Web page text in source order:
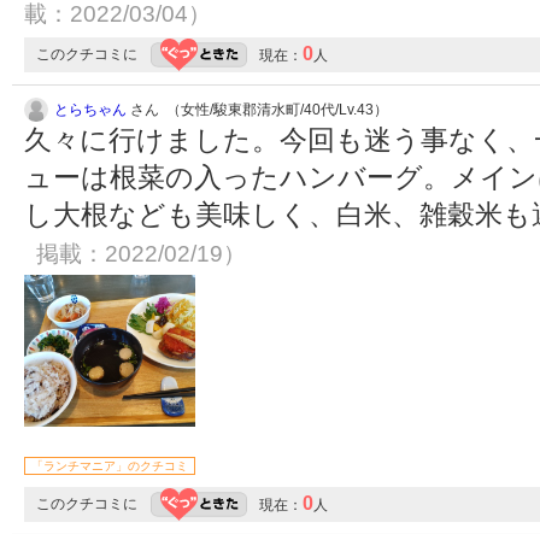
載：2022/03/04）
このクチコミに 現在： 0人
とらちゃん さん （女性/駿東郡清水町/40代/Lv.43）
久々に行けました。今回も迷う事なく
ューは根菜の入ったハンバーグ。メイ
し大根なども美味しく、白米、雑穀米
掲載：2022/02/19）
「ランチマニア」のクチコミ
このクチコミに 現在： 0人